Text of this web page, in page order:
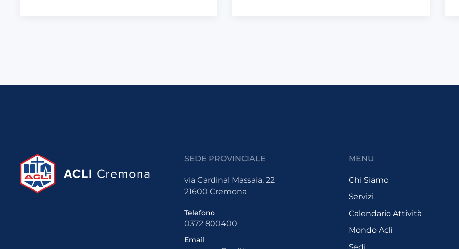
SEDE PROVINCIALE
via Cardinal Massaia, 22
21600 Cremona
Telefono
0372 800400
Email
MENU
Chi Siamo
Servizi
Calendario Attività
Mondo Acli
Sedi